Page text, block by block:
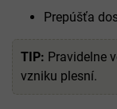
Prepúšťa
TIP: Pravidelne
vzniku plesní.